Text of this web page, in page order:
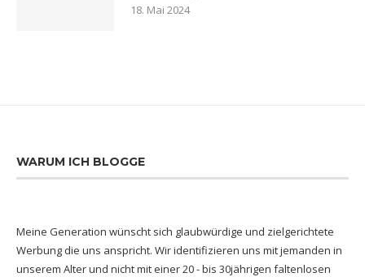
18. Mai 2024
WARUM ICH BLOGGE
Meine Generation wünscht sich glaubwürdige und zielgerichtete
Werbung die uns anspricht. Wir identifizieren uns mit jemanden in
unserem Alter und nicht mit einer 20 - bis 30jährigen faltenlosen